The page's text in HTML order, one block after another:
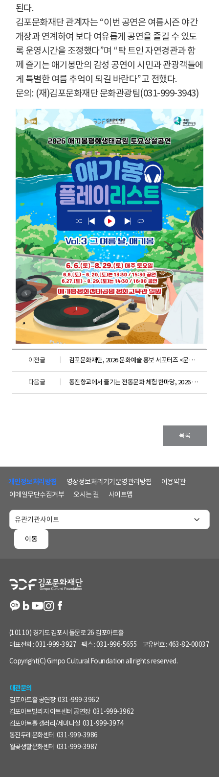
된다.
김포문화재단 관계자는“이번 공연은 여름시즌 야간
개장과 연계하여 보다 여유롭게 공연을 즐길 수 있도
록 운영시간을 조정했다”며 “탁 트인 자연경관과 함
께 즐기는 애기봉만의 감성 공연이 시민과 관광객들에
게 특별한 여름 추억이 되길 바란다”고 전했다.
문의 : (재)김포문화재단 문화관광팀(031-999-3943)
이전글 김포문화재단, 2026 문화예술 홍보 서포터즈 <문화G기> 6기 발대식 개최
다음글 통진향교에서 즐기는 전통문화 체험 한마당, 2026 통진가화 : 通津佳話 개최
목록
개인정보처리방침 영상정보처리기기운영관리방침
이용약관
이메일무단수집거부
오시는 길 사이트맵
이동
(10110) 경기도 김포시 돌문로 26 김포아트홀
대표전화 :031-999-3927 팩스 :031-996-5655 고유번호 : 463-82-00037
Copyright(C) Gimpo Cultural Foundation all rights reserved.
대관문의
김포아트홀 공연장 031-999-3962
김포아트빌리지 아트센터 공연장 031-999-3962
김포아트홀 갤러리/세미나실 031-999-3974
통진두레문화센터 031-999-3986
월곶생활문화센터 031-999-3987